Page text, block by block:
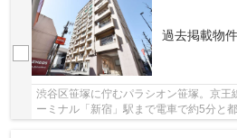
過去掲載物件
渋谷区笹塚に佇むパラシオン笹塚。京王
ーミナル「新宿」駅まで電車で約5分と